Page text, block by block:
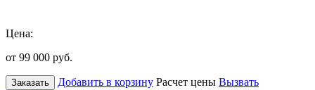
Цена:
от 99 000 руб.
Заказать Добавить в корзину Расчет цены Вызвать